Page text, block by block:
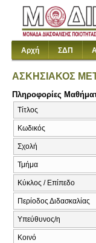
Αρχή ΣΔΠ
ΑΣΚΗΣΙΑΚΟΣ
Πληροφορίες
Τίτλος
Κωδικός
Σχολή
Τμήμα
Κύκλος / Επίπεδο
Περίοδος Διδασκαλίας
Υπεύθυνος/η
Κοινό